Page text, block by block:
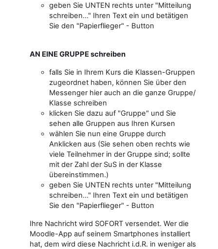
geben Sie UNTEN rechts unter "Mitteilung
schreiben..." Ihren Text ein und betätigen
Sie den "Papierflieger" - Button
AN EINE GRUPPE schreiben
falls Sie in Ihrem Kurs die Klassen-Gruppen
zugeordnet haben, können Sie über den
Messenger hier auch an die ganze Gruppe/
Klasse schreiben
klicken Sie dazu auf "Gruppe" und Sie
sehen alle Gruppen aus Ihren Kursen
wählen Sie nun eine Gruppe durch
Anklicken aus (Sie sehen oben rechts wie
viele Teilnehmer in der Gruppe sind; sollte
mit der Zahl der SuS in der Klasse
übereinstimmen.)
geben Sie UNTEN rechts unter "Mitteilung
schreiben..." Ihren Text ein und betätigen
Sie den "Papierflieger" - Button
Ihre Nachricht wird SOFORT versendet. Wer die
Moodle-App auf seinem Smartphones installiert
hat, dem wird diese Nachricht i.d.R. in weniger als